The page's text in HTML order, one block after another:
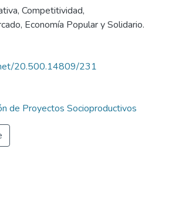
, Competitividad,
, Economía Popular y Solidario.
20.500.14809/231
de Proyectos Socioproductivos